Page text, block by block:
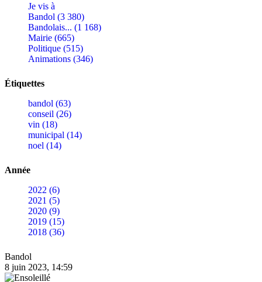
Je vis à
Bandol (3 380)
Bandolais... (1 168)
Mairie (665)
Politique (515)
Animations (346)
Étiquettes
bandol (63)
conseil (26)
vin (18)
municipal (14)
noel (14)
Année
2022 (6)
2021 (5)
2020 (9)
2019 (15)
2018 (36)
Bandol
8 juin 2023, 14:59